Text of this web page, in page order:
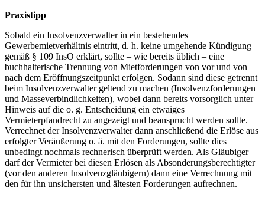
Praxistipp
Sobald ein Insolvenzverwalter in ein bestehendes
Gewerbemietverhältnis eintritt, d. h. keine umgehende Kündigung
gemäß § 109 InsO erklärt, sollte – wie bereits üblich – eine
buchhalterische Trennung von Mietforderungen von vor und von
nach dem Eröffnungszeitpunkt erfolgen. Sodann sind diese getrennt
beim Insolvenzverwalter geltend zu machen (Insolvenzforderungen
und Masseverbindlichkeiten), wobei dann bereits vorsorglich unter
Hinweis auf die o. g. Entscheidung ein etwaiges
Vermieterpfandrecht zu angezeigt und beansprucht werden sollte.
Verrechnet der Insolvenzverwalter dann anschließend die Erlöse aus
erfolgter Veräußerung o. ä. mit den Forderungen, sollte dies
unbedingt nochmals rechnerisch überprüft werden. Als Gläubiger
darf der Vermieter bei diesen Erlösen als Absonderungsberechtigter
(vor den anderen Insolvenzgläubigern) dann eine Verrechnung mit
den für ihn unsichersten und ältesten Forderungen aufrechnen.